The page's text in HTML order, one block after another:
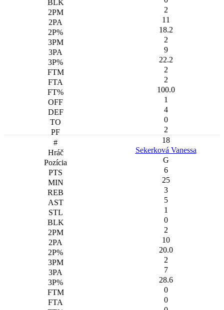
2
11
18.2
2
9
22.2
2
2
100.0
1
4
0
2
18
Sekerková Vanessa
G
6
25
3
5
1
0
2
10
20.0
2
7
28.6
0
0